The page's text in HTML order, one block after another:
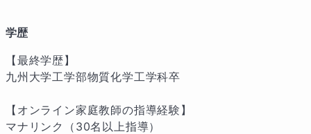
学歴
【最終学歴】
九州大学工学部物質化学工学科卒
【オンライン家庭教師の指導経験】
マナリンク（30名以上指導）